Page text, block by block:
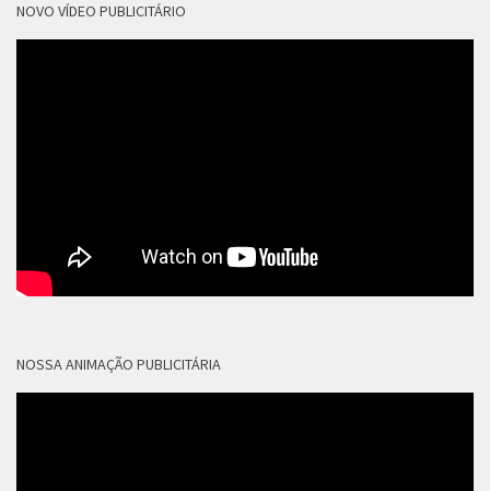
NOVO VÍDEO PUBLICITÁRIO
NOSSA ANIMAÇÃO PUBLICITÁRIA